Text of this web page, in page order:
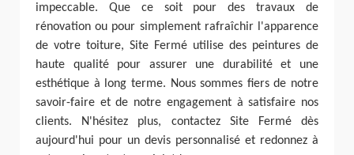
impeccable. Que ce soit pour des travaux de
rénovation ou pour simplement rafraîchir l'apparence
de votre toiture, Site Fermé utilise des peintures de
haute qualité pour assurer une durabilité et une
esthétique à long terme. Nous sommes fiers de notre
savoir-faire et de notre engagement à satisfaire nos
clients. N'hésitez plus, contactez Site Fermé dès
aujourd'hui pour un devis personnalisé et redonnez à